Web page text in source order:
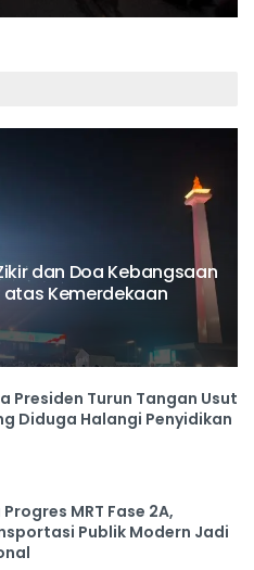
dan Doa Kebangsaan
atas Kemerdekaan
Presiden Turun Tangan Usut
Diduga Halangi Penyidikan
MRT Fase 2A,
Publik Modern Jadi